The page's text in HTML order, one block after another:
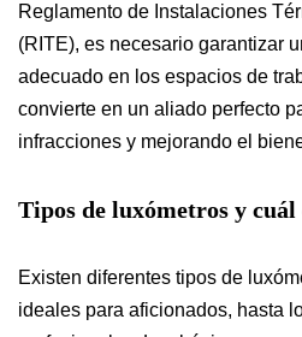
Reglamento de Instalaciones
(RITE), es necesario garantizar
adecuado en los espacios de
convierte en un aliado perfecto
infracciones y mejorando el
Tipos de luxómetros y
Existen diferentes tipos de
ideales para aficionados, hasta